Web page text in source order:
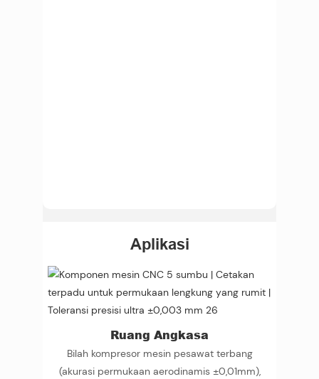
Aplikasi
Ruang Angkasa
Bilah kompresor mesin pesawat terbang
(akurasi permukaan aerodinamis ±0,01mm),